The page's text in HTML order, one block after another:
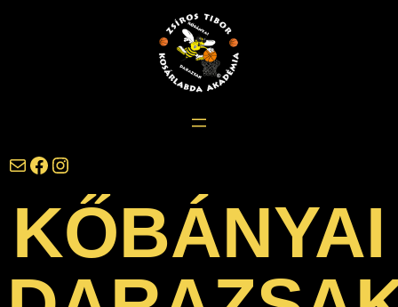
darazsak@darazsak.hu @kobanyaidarazsak @darazsak
KŐBÁNYAI